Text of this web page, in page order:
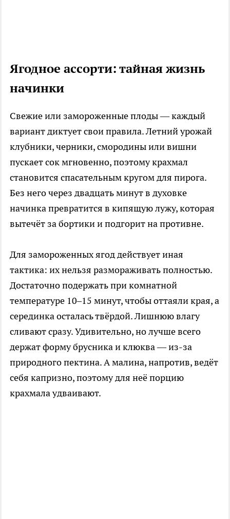
Ягодное ассорти: тайная жизнь
начинки
Свежие или замороженные плоды — каждый
вариант диктует свои правила. Летний урожай
клубники, черники, смородины или вишни
пускает сок мгновенно, поэтому крахмал
становится спасательным кругом для пирога.
Без него через двадцать минут в духовке
начинка превратится в кипящую лужу, которая
вытечёт за бортики и подгорит на противне.
Для замороженных ягод действует иная
тактика: их нельзя размораживать полностью.
Достаточно подержать при комнатной
температуре 10–15 минут, чтобы оттаяли края, а
серединка осталась твёрдой. Лишнюю влагу
сливают сразу. Удивительно, но лучше всего
держат форму брусника и клюква — из-за
природного пектина. А малина, напротив, ведёт
себя капризно, поэтому для неё порцию
крахмала удваивают.